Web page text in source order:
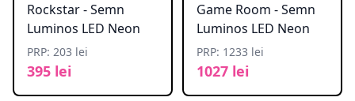
Rockstar - Semn
Luminos LED Neon
PRP: 203 lei
395 lei
Game Room - Semn
Luminos LED Neon
PRP: 1233 lei
1027 lei